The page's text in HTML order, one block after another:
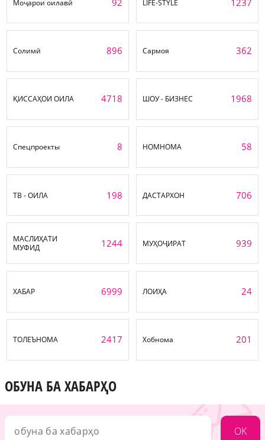
Моҷарои оилавӣ LIFE-STYLE
Солимӣ 896 Сармоя 362
ҚИССАҲОИ ОИЛА 4718 ШОУ - БИЗНЕС 1968
Спецпроекты 8 НОМНОМА 58
ТВ - ОИЛА 198 ДАСТАРХОН 706
МАСЛИҲАТИ
МУФИД
1244 МУҲОҶИРАТ 939
ХАБАР 6999 ЛОИҲА 24
ТОЛЕЪНОМА 2417 Хобнома 201
ОБУНА БА ХАБАРҲО
OK